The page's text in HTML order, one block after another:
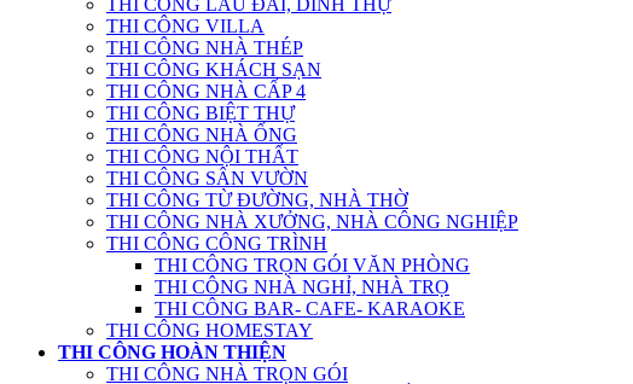
THI CÔNG LÂU ĐÀI, DINH THỰ
THI CÔNG VILLA
THI CÔNG NHÀ THÉP
THI CÔNG KHÁCH SẠN
THI CÔNG NHÀ CẤP 4
THI CÔNG BIỆT THỰ
THI CÔNG NHÀ ỐNG
THI CÔNG NỘI THẤT
THI CÔNG SÂN VƯỜN
THI CÔNG TỪ ĐƯỜNG, NHÀ THỜ
THI CÔNG NHÀ XƯỞNG, NHÀ CÔNG NGHIỆP
THI CÔNG CÔNG TRÌNH
THI CÔNG TRỌN GÓI VĂN PHÒNG
THI CÔNG NHÀ NGHỈ, NHÀ TRỌ
THI CÔNG BAR- CAFE- KARAOKE
THI CÔNG HOMESTAY
THI CÔNG HOÀN THIỆN
THI CÔNG NHÀ TRỌN GÓI